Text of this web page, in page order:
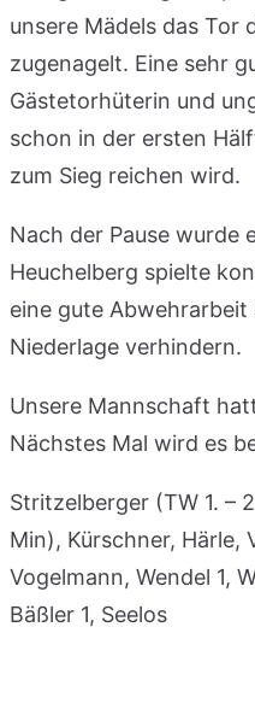
unsere Mädels das Tor
zugenagelt. Eine sehr
Gästetorhüterin und
schon in der ersten
zum Sieg reichen wird.
Nach der Pause wurde
Heuchelberg spielte
eine gute
Niederlage verhindern.
Unsere Mannschaft
Nächstes Mal wird es
Stritzelberger (TW 1. –
Min), Kürschner, Härle,
Vogelmann, Wendel 1,
Bäßler 1, Seelos